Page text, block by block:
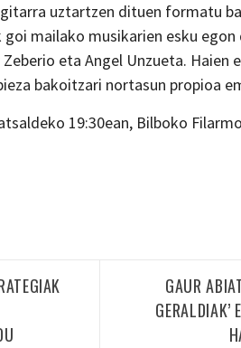
uztartzen dituen formatu
mailako musikarien esku egon
eta Angel Unzueta. Haien
bakoitzari nortasun propioa
19:30ean, Bilboko
GAUR
GERALDIAK’